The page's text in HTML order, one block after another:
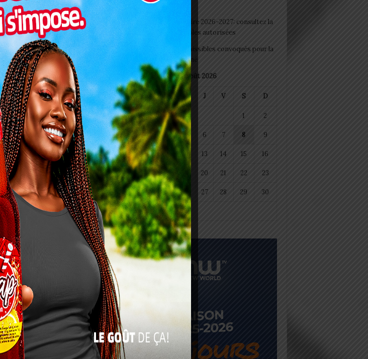
le 5 juin à Rabat puis
le 9 juin à Mohammédia, les
l’occasion de montrer un
Celui d’une équipe qui veut
en identité et surtout
à tout un peuple passionné
pour guider le
qui incarnent aujourd’hui
défenseur de Getafe en
sérénité et de leadership.
Patrice Neveu dévoile sa liste pour juin
2026
sonnette d’alarme
Togo/ Rentrée scolaire 2026-2027: consultez la
liste officielle des écoles autorisées
ESSAL 2026 : les admissibles convoqués pour la
visite médicale à Lomé
août 2026
L M M J V S D
1 2
3 4 5 6 7 8 9
10 11 12 13 14 15 16
17 18 20 21 22 23
24 25 26 27 28 29 30
31
« Juil